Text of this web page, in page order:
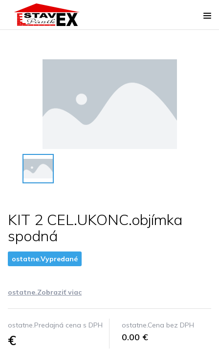
KIT 2 CEL.UKONC.objímka
spodná
ostatne.Vypredané
ostatne.Zobraziť viac
ostatne.Predajná cena s DPH
€
ostatne.Cena bez DPH
0.00 €